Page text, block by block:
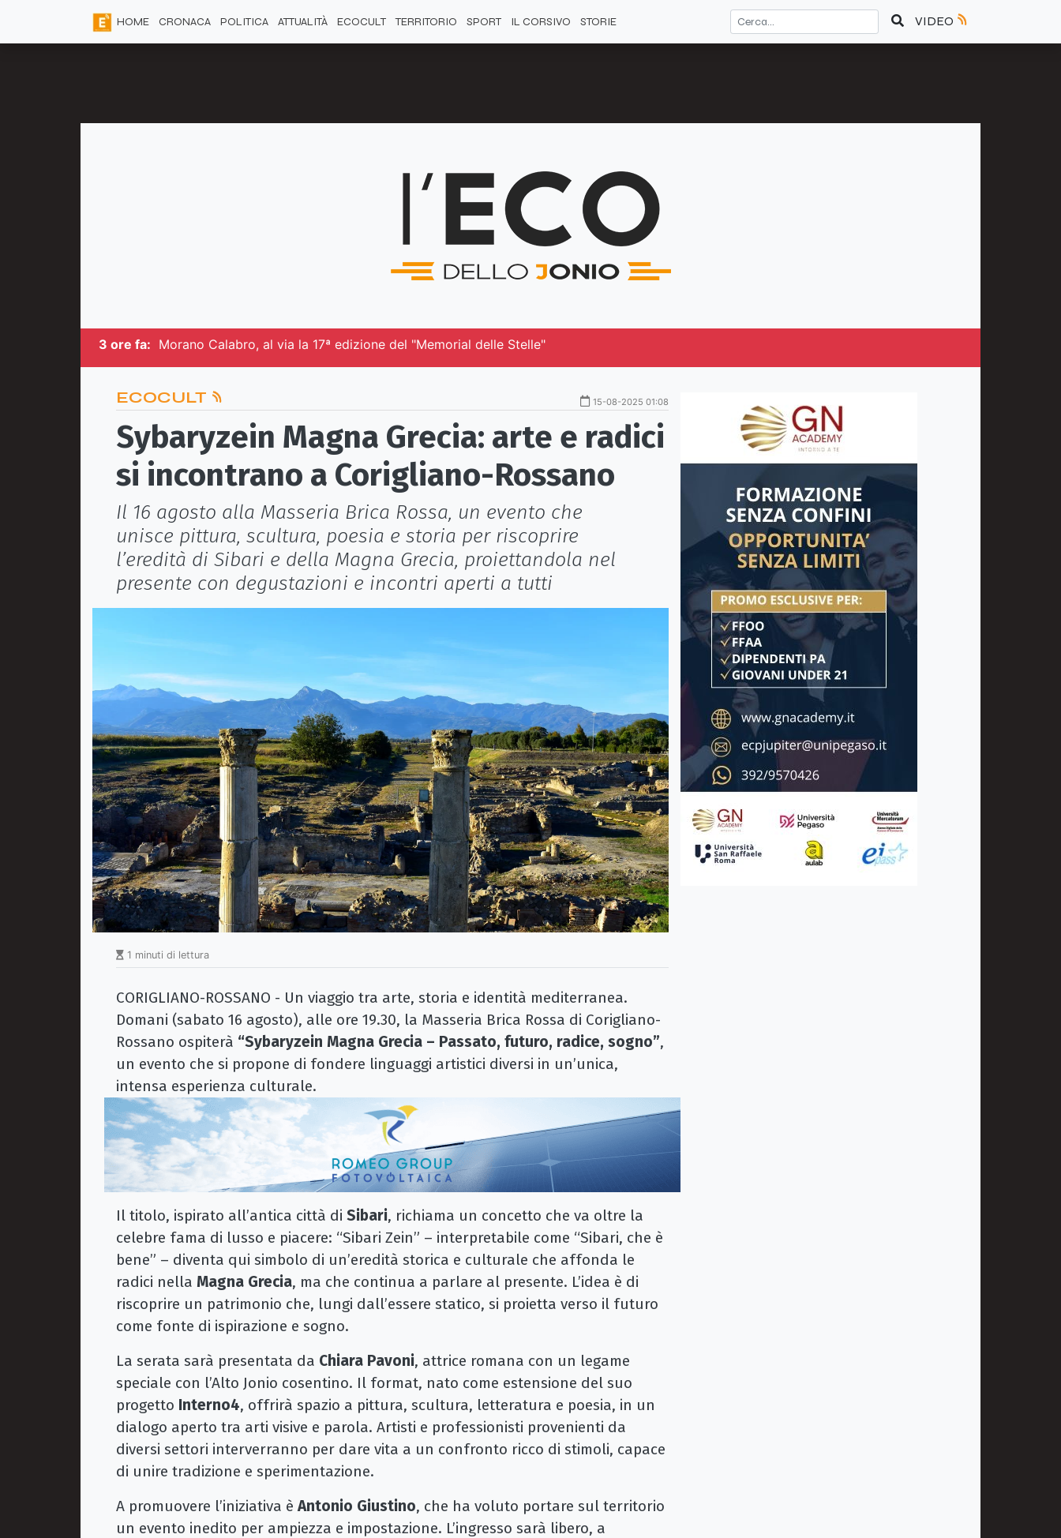
HOME CRONACA POLITICA ATTUALITÀ ECOCULT TERRITORIO SPORT IL CORSIVO STORIE VIDEO
3 ore fa: Morano Calabro, al via la 17ª edizione del "Memorial delle Stelle"
ECOCULT 15-08-2025 01:08
Sybaryzein Magna Grecia: arte e radici
si incontrano a Corigliano-Rossano
Il 16 agosto alla Masseria Brica Rossa, un evento che
unisce pittura, scultura, poesia e storia per riscoprire
l’eredità di Sibari e della Magna Grecia, proiettandola nel
presente con degustazioni e incontri aperti a tutti
1 minuti di lettura
CORIGLIANO-ROSSANO - Un viaggio tra arte, storia e identità mediterranea.
Domani (sabato 16 agosto), alle ore 19.30, la Masseria Brica Rossa di Corigliano-
Rossano ospiterà “Sybaryzein Magna Grecia – Passato, futuro, radice, sogno”,
un evento che si propone di fondere linguaggi artistici diversi in un’unica,
intensa esperienza culturale.
Il titolo, ispirato all’antica città di Sibari, richiama un concetto che va oltre la
celebre fama di lusso e piacere: “Sibari Zein” – interpretabile come “Sibari, che è
bene” – diventa qui simbolo di un’eredità storica e culturale che affonda le
radici nella Magna Grecia, ma che continua a parlare al presente. L’idea è di
riscoprire un patrimonio che, lungi dall’essere statico, si proietta verso il futuro
come fonte di ispirazione e sogno.
La serata sarà presentata da Chiara Pavoni, attrice romana con un legame
speciale con l’Alto Jonio cosentino. Il format, nato come estensione del suo
progetto Interno4, offrirà spazio a pittura, scultura, letteratura e poesia, in un
dialogo aperto tra arti visive e parola. Artisti e professionisti provenienti da
diversi settori interverranno per dare vita a un confronto ricco di stimoli, capace
di unire tradizione e sperimentazione.
A promuovere l’iniziativa è Antonio Giustino, che ha voluto portare sul territorio
un evento inedito per ampiezza e impostazione. L’ingresso sarà libero, a